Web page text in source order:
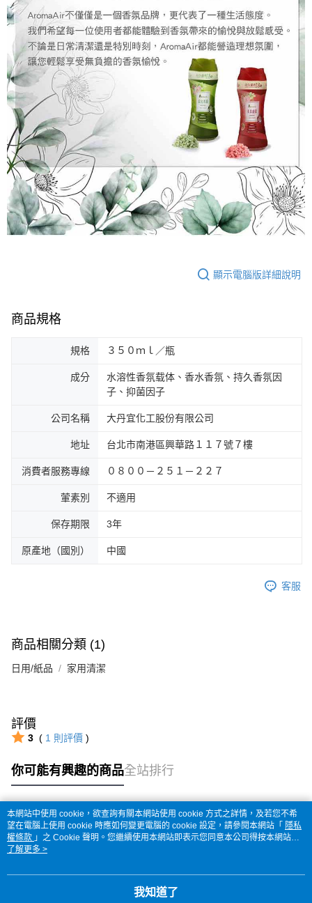
顯示電腦版詳細說明
商品規格
規格 ３５０ｍｌ／瓶
成分
水溶性香氛载体、香水香氛、持久香氛因
子、抑菌因子
公司名稱 大丹宜化工股份有限公司
地址 台北市南港區興華路１１７號７樓
消費者服務專線 ０８００－２５１－２２７
葷素別 不適用
保存期限 3年
原產地（國別） 中國
客服
商品相關分類 (1)
日用/紙品 家用清潔
評價
3 ( 1 則評價 )
你可能有興趣的商品全站排行
熱門標籤
本網站中使用 cookie，欲查詢有關本網站使用 cookie 方式之詳情，及若您不希
望在電腦上使用 cookie 時應如何變更電腦的 cookie 設定，請參閱本網站「 隱私
權條款 」之 Cookie 聲明。您繼續使用本網站即表示您同意本公司得按本網站使
用條款之 Cookie 聲明使用 cookie。
了解更多 >
我知道了